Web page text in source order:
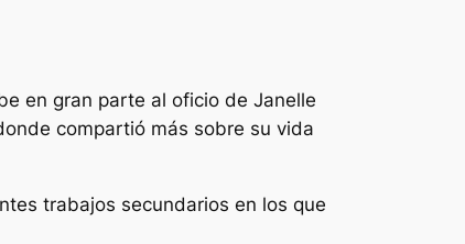
en gran parte al oficio de Janelle
compartió más sobre su vida
trabajos secundarios en los que